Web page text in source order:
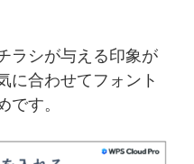
ラシが与える印象が
に合わせてフォント
す。